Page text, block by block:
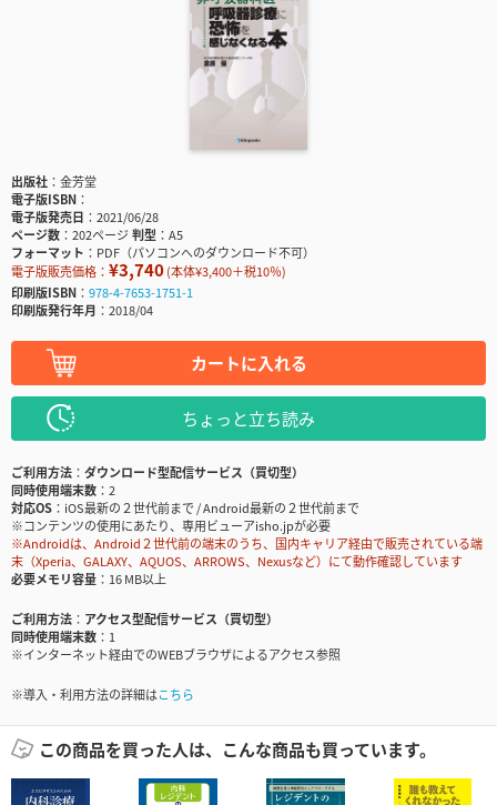
出版社
金芳堂
電子版ISBN
電子版発売日
2021/06/28
ページ数
202ページ判型
A5
フォーマット
PDF（パソコンへのダウンロード不可）
電子版販売価格： ¥3,740(本体¥3,400＋税10％)
印刷版ISBN
978-4-7653-1751-1
印刷版発行年月
2018/04
カートに入れる
ちょっと立ち読み
ご利用方法
ダウンロード型配信サービス（買切型）
同時使用端末数
2
対応OS
iOS最新の２世代前まで / Android最新の２世代前まで
※コンテンツの使用にあたり、専用ビューアisho.jpが必要
※Androidは、Android２世代前の端末のうち、国内キャリア経由で販売されている端
末（Xperia、GALAXY、AQUOS、ARROWS、Nexusなど）にて動作確認しています
必要メモリ容量
16 MB以上
ご利用方法
アクセス型配信サービス（買切型）
同時使用端末数
1
※インターネット経由でのWEBブラウザによるアクセス参照
※導入・利用方法の詳細はこちら
この商品を買った人は、こんな商品も買っています。